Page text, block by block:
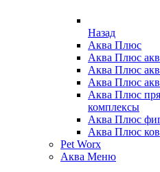
Назад
Аква Плюс
Аква Плюс
Аква Плюс
Аква Плюс
Аква Плюс
комплексы
Аква Плюс
Аква Плюс
Pet Worx
Аква Меню